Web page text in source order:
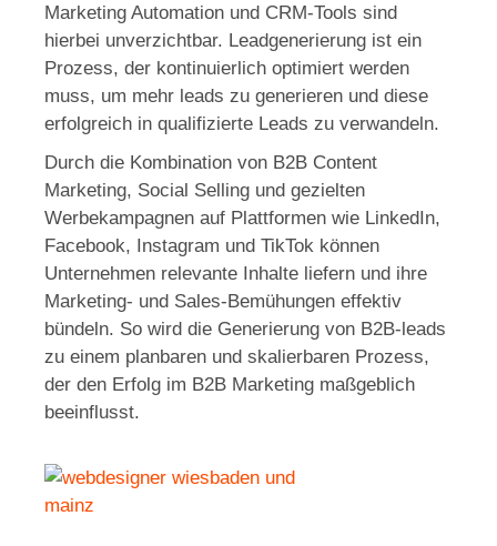
Marketing Automation und CRM-Tools sind
hierbei unverzichtbar. Leadgenerierung ist ein
Prozess, der kontinuierlich optimiert werden
muss, um mehr leads zu generieren und diese
erfolgreich in qualifizierte Leads zu verwandeln.
Durch die Kombination von B2B Content
Marketing, Social Selling und gezielten
Werbekampagnen auf Plattformen wie LinkedIn,
Facebook, Instagram und TikTok können
Unternehmen relevante Inhalte liefern und ihre
Marketing- und Sales-Bemühungen effektiv
bündeln. So wird die Generierung von B2B-leads
zu einem planbaren und skalierbaren Prozess,
der den Erfolg im B2B Marketing maßgeblich
beeinflusst.